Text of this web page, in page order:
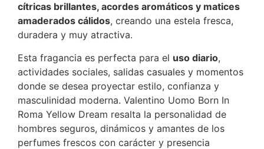
cítricas brillantes, acordes aromáticos y matices
amaderados cálidos, creando una estela fresca,
duradera y muy atractiva.
Esta fragancia es perfecta para el uso diario,
actividades sociales, salidas casuales y momentos
donde se desea proyectar estilo, confianza y
masculinidad moderna. Valentino Uomo Born In
Roma Yellow Dream resalta la personalidad de
hombres seguros, dinámicos y amantes de los
perfumes frescos con carácter y presencia